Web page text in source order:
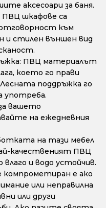
аксесоари за баня.
шкафове са
към
и стилен външен вид
ПВЦ материалът
което го прави
Лесната поддръжка го
употреба.
вашето
на ежедневния
на тази мебел
качественият ПВЦ
и водо устойчив.
компрометиран е ако
или неправилна
или други